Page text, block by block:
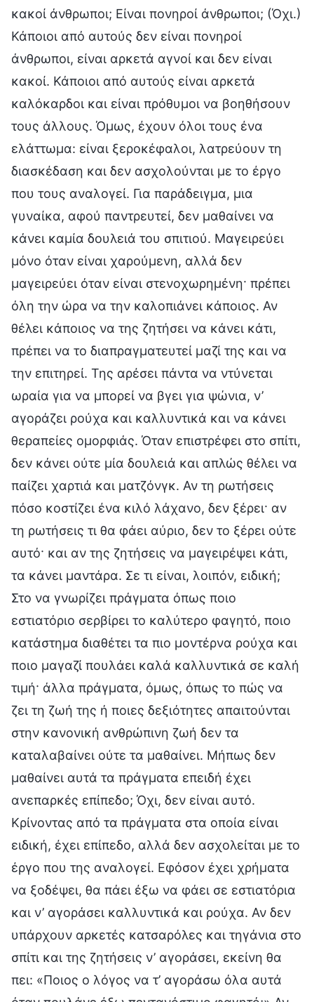
κακοί άνθρωποι; Είναι πονηροί άνθρωποι; (Όχι.)
Κάποιοι από αυτούς δεν είναι πονηροί
άνθρωποι, είναι αρκετά αγνοί και δεν είναι
κακοί. Κάποιοι από αυτούς είναι αρκετά
καλόκαρδοι και είναι πρόθυμοι να βοηθήσουν
τους άλλους. Όμως, έχουν όλοι τους ένα
ελάττωμα: είναι ξεροκέφαλοι, λατρεύουν τη
διασκέδαση και δεν ασχολούνται με το έργο
που τους αναλογεί. Για παράδειγμα, μια
γυναίκα, αφού παντρευτεί, δεν μαθαίνει να
κάνει καμία δουλειά του σπιτιού. Μαγειρεύει
μόνο όταν είναι χαρούμενη, αλλά δεν
μαγειρεύει όταν είναι στενοχωρημένη· πρέπει
όλη την ώρα να την καλοπιάνει κάποιος. Αν
θέλει κάποιος να της ζητήσει να κάνει κάτι,
πρέπει να το διαπραγματευτεί μαζί της και να
την επιτηρεί. Της αρέσει πάντα να ντύνεται
ωραία για να μπορεί να βγει για ψώνια, ν’
αγοράζει ρούχα και καλλυντικά και να κάνει
θεραπείες ομορφιάς. Όταν επιστρέφει στο σπίτι,
δεν κάνει ούτε μία δουλειά και απλώς θέλει να
παίζει χαρτιά και ματζόνγκ. Αν τη ρωτήσεις
πόσο κοστίζει ένα κιλό λάχανο, δεν ξέρει· αν
τη ρωτήσεις τι θα φάει αύριο, δεν το ξέρει ούτε
αυτό· και αν της ζητήσεις να μαγειρέψει κάτι,
τα κάνει μαντάρα. Σε τι είναι, λοιπόν, ειδική;
Στο να γνωρίζει πράγματα όπως ποιο
εστιατόριο σερβίρει το καλύτερο φαγητό, ποιο
κατάστημα διαθέτει τα πιο μοντέρνα ρούχα και
ποιο μαγαζί πουλάει καλά καλλυντικά σε καλή
τιμή· άλλα πράγματα, όμως, όπως το πώς να
ζει τη ζωή της ή ποιες δεξιότητες απαιτούνται
στην κανονική ανθρώπινη ζωή δεν τα
καταλαβαίνει ούτε τα μαθαίνει. Μήπως δεν
μαθαίνει αυτά τα πράγματα επειδή έχει
ανεπαρκές επίπεδο; Όχι, δεν είναι αυτό.
Κρίνοντας από τα πράγματα στα οποία είναι
ειδική, έχει επίπεδο, αλλά δεν ασχολείται με το
έργο που της αναλογεί. Εφόσον έχει χρήματα
να ξοδέψει, θα πάει έξω να φάει σε εστιατόρια
και ν’ αγοράσει καλλυντικά και ρούχα. Αν δεν
υπάρχουν αρκετές κατσαρόλες και τηγάνια στο
σπίτι και της ζητήσεις ν’ αγοράσει, εκείνη θα
πει: «Ποιος ο λόγος να τ’ αγοράσω όλα αυτά